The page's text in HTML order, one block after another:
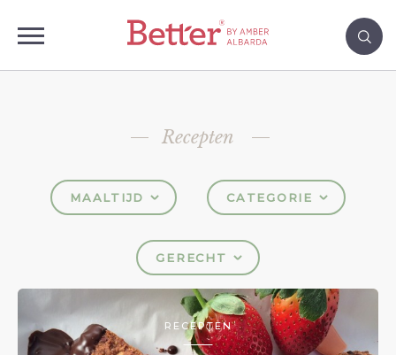
Recepten
MAALTIJD CATEGORIE
GERECHT
RECEPTEN